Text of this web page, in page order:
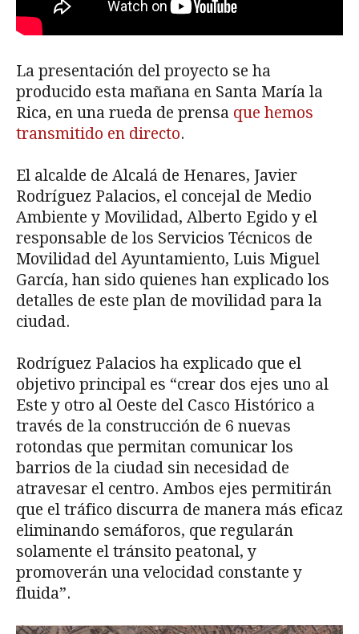
La presentación del proyecto se ha
producido esta mañana en Santa María la
Rica, en una rueda de prensa que hemos
transmitido en directo.
El alcalde de Alcalá de Henares, Javier
Rodríguez Palacios, el concejal de Medio
Ambiente y Movilidad, Alberto Egido y el
responsable de los Servicios Técnicos de
Movilidad del Ayuntamiento, Luis Miguel
García, han sido quienes han explicado los
detalles de este plan de movilidad para la
ciudad.
Rodríguez Palacios ha explicado que el
objetivo principal es “crear dos ejes uno al
Este y otro al Oeste del Casco Histórico a
través de la construcción de 6 nuevas
rotondas que permitan comunicar los
barrios de la ciudad sin necesidad de
atravesar el centro. Ambos ejes permitirán
que el tráfico discurra de manera más eficaz
eliminando semáforos, que regularán
solamente el tránsito peatonal, y
promoverán una velocidad constante y
fluida”.